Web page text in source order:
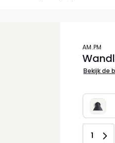
AM.PM
Bekijk de
Aantal
1